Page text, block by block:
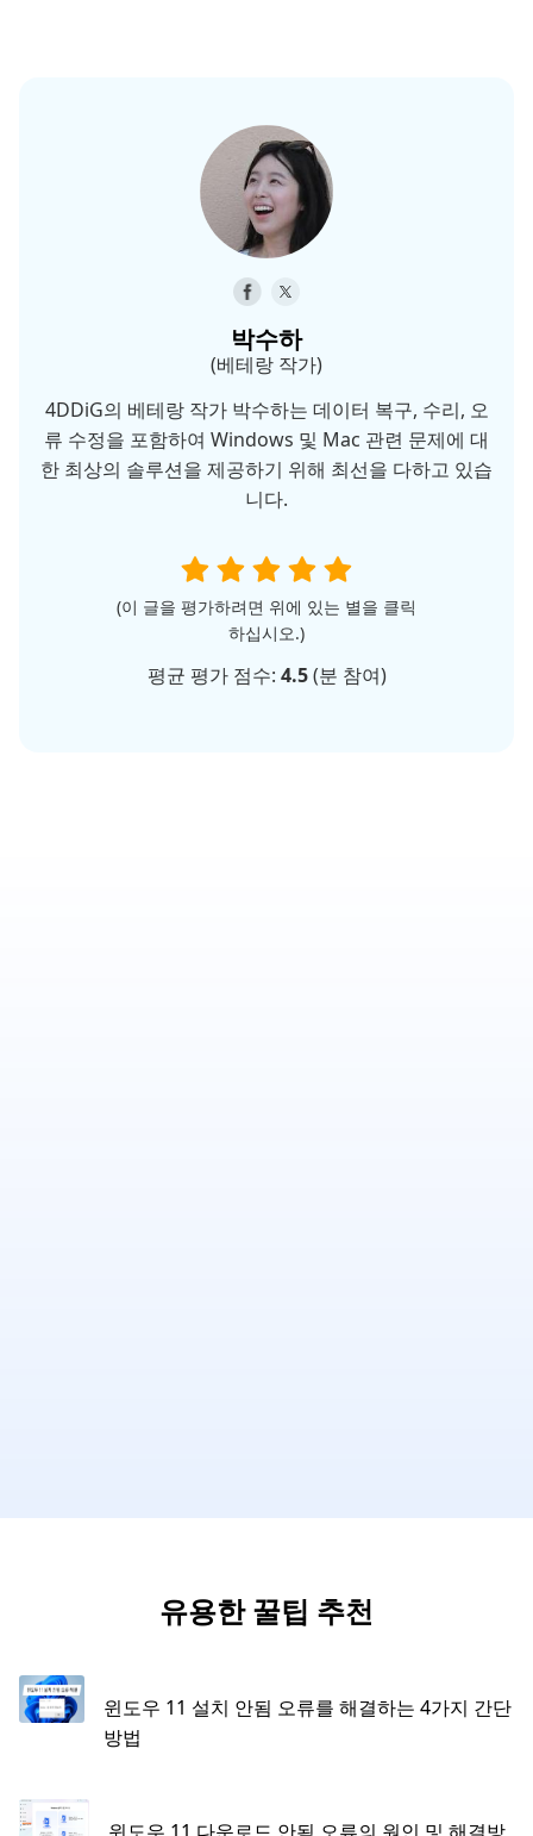
박수하
(베테랑 작가)
4DDiG의 베테랑 작가 박수하는 데이터 복구, 수리, 오
류 수정을 포함하여 Windows 및 Mac 관련 문제에 대
한 최상의 솔루션을 제공하기 위해 최선을 다하고 있습
니다.
(이 글을 평가하려면 위에 있는 별을 클릭
하십시오.)
평균 평가 점수: 4.5(분 참여)
유용한 꿀팁 추천
윈도우 11 설치 안됨 오류를 해결하는 4가지 간단
방법
윈도우 11 다운로드 안됨 오류의 원인 및 해결방